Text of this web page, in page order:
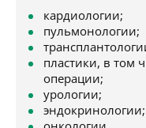
кардиологии;
пульмонологии;
пластики, в том
операции;
урологии;
эндокринологии;